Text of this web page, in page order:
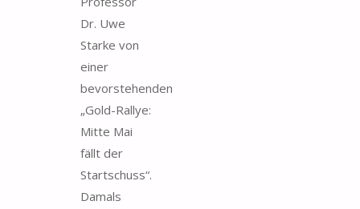
Dr. Uwe
Starke von
einer
bevorstehenden
„Gold-Rallye:
Mitte Mai
fällt der
Startschuss“.
Damals